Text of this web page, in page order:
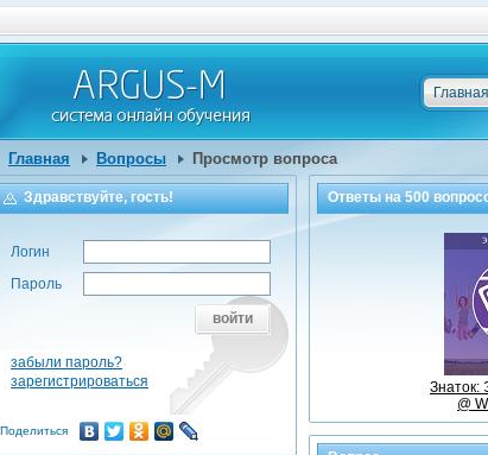
Главная
Главная Вопросы Просмотр вопроса
Ответы на500
Знаток:
@
Здравствуйте, гость!
Логин
Пароль
войти
забыли пароль?
зарегистрироваться
Поделиться